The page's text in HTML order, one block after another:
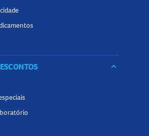
keyboard_arrow_down